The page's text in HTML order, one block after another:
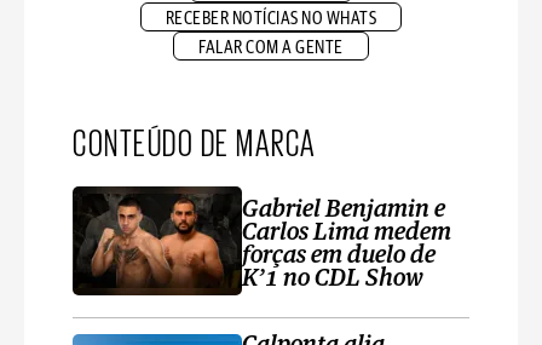
RECEBER NOTÍCIAS NO WHATS
FALAR COM A GENTE
CONTEÚDO DE MARCA
Gabriel Benjamin e
Carlos Lima medem
forças em duelo de
K’1 no CDL Show